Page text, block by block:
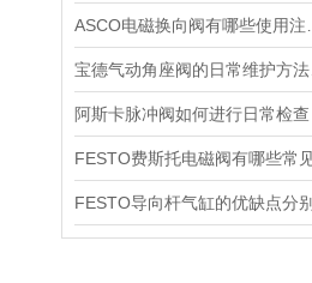
阿斯卡脉冲阀如何进行日常检查